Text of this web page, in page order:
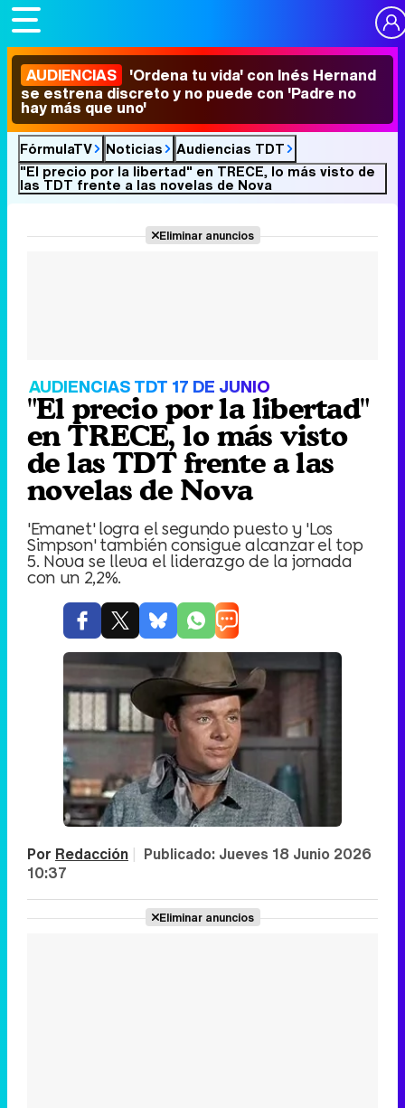
AUDIENCIAS 'Ordena tu vida' con Inés Hernand
se estrena discreto y no puede con 'Padre no
hay más que uno'
FórmulaTV Noticias
Audiencias TDT
"El precio por la libertad" en TRECE, lo más visto de
las TDT frente a las novelas de Nova
Eliminar anuncios
AUDIENCIAS TDT 17 DE JUNIO
"El precio por la libertad"
en TRECE, lo más visto
de las TDT frente a las
novelas de Nova
'Emanet' logra el segundo puesto y 'Los
Simpson' también consigue alcanzar el top
5. Nova se lleva el liderazgo de la jornada
con un 2,2%.
Por Redacción | Publicado: Jueves 18 Junio 2026
10:37
Eliminar anuncios